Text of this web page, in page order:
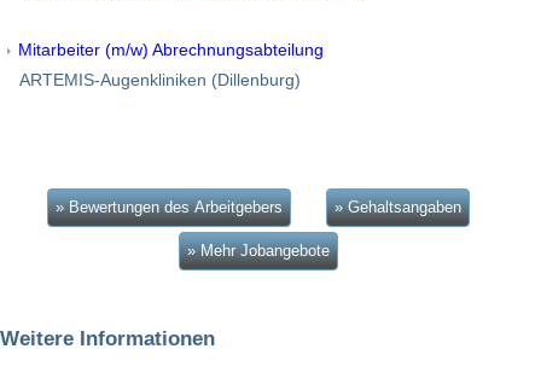
Mitarbeiter (m/w) Abrechnungsabteilung
ARTEMIS-Augenkliniken (Dillenburg)
» Bewertungen des Arbeitgebers » Gehaltsangaben
» Mehr Jobangebote
Weitere Informationen